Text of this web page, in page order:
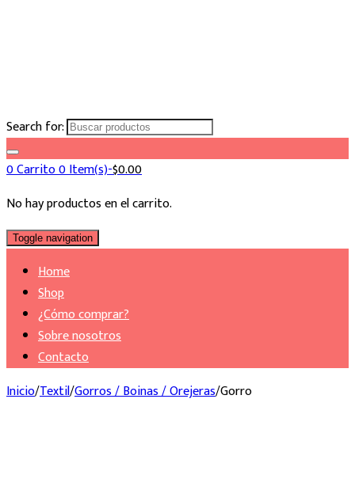
Search for:
0Carrito0 Item(s)-$0.00
No hay productos en el carrito.
Toggle navigation
Home
Shop
¿Cómo comprar?
Sobre nosotros
Contacto
Inicio/Textil/Gorros / Boinas / Orejeras/Gorro